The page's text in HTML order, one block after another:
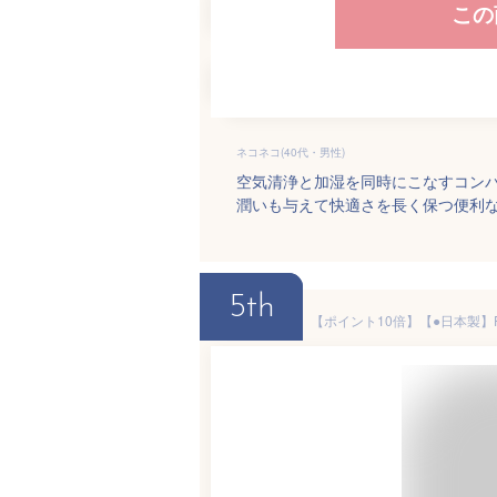
こ
ネコネコ(40代・男性)
空気清浄と加湿を同時にこなすコン
潤いも与えて快適さを長く保つ便利
5th